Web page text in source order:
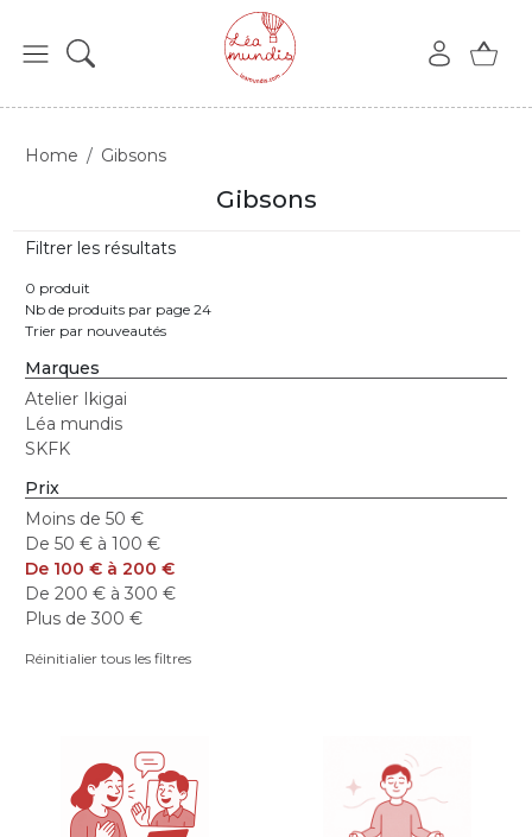
Home Gibsons
Gibsons
Filtrer les résultats
0 produit
Nb de produits par page 24
Trier par nouveautés
Marques
Atelier Ikigai
Léa mundis
SKFK
Prix
Moins de 50 €
De 50 € à 100 €
De 100 € à 200 €
De 200 € à 300 €
Plus de 300 €
Réinitialier tous les filtres